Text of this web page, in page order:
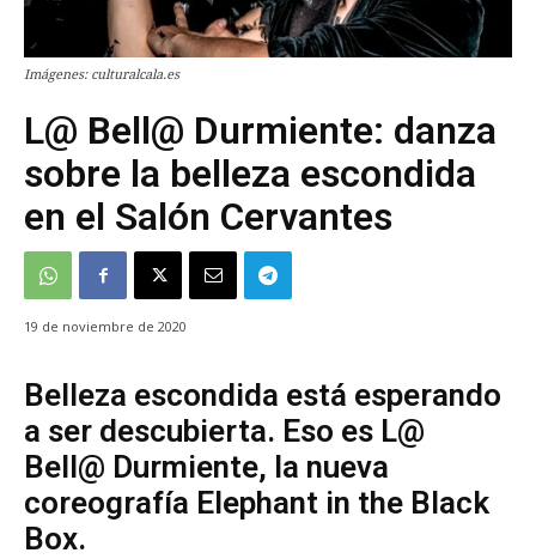
Imágenes: culturalcala.es
L@ Bell@ Durmiente: danza
sobre la belleza escondida
en el Salón Cervantes
19 de noviembre de 2020
Belleza escondida está esperando
a ser descubierta. Eso es L@
Bell@ Durmiente, la nueva
coreografía Elephant in the Black
Box.